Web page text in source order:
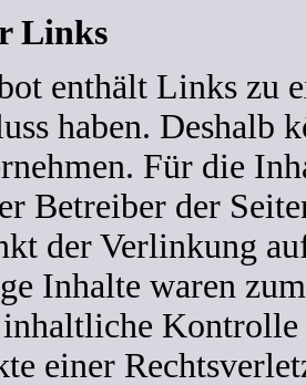
Links
enthält Links zu
haben. Deshalb
Für die
Betreiber der
der Verlinkung
Inhalte waren
inhaltliche
einer